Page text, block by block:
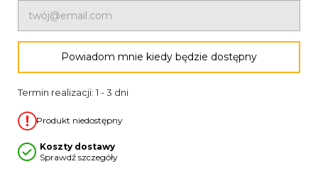
Powiadom mnie kiedy będzie dostępny
Termin realizacji: 1 - 3 dni
Produkt niedostępny
Koszty dostawy
Sprawdź szczegóły